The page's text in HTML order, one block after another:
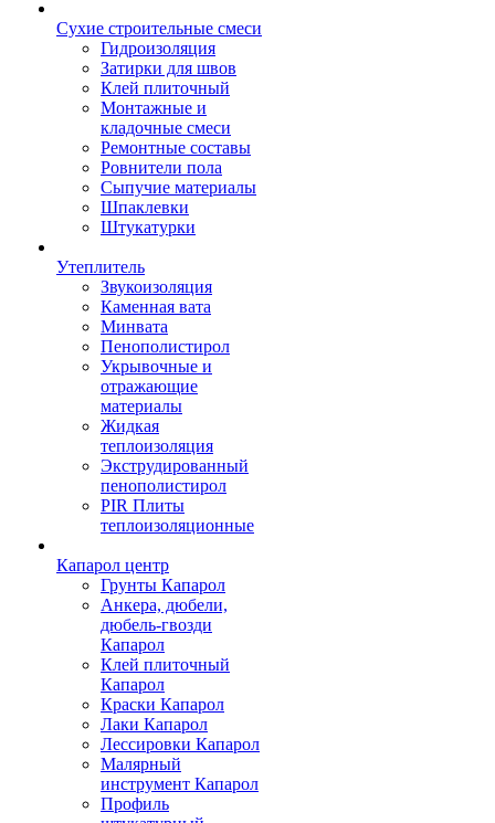
Сухие строительные смеси
Гидроизоляция
Затирки для швов
Клей плиточный
Монтажные и
кладочные смеси
Ремонтные составы
Ровнители пола
Сыпучие материалы
Шпаклевки
Штукатурки
Утеплитель
Звукоизоляция
Каменная вата
Минвата
Пенополистирол
Укрывочные и
отражающие
материалы
Жидкая
теплоизоляция
Экструдированный
пенополистирол
PIR Плиты
теплоизоляционные
Капарол центр
Грунты Капарол
Анкера, дюбели,
дюбель-гвозди
Капарол
Клей плиточный
Капарол
Краски Капарол
Лаки Капарол
Лессировки Капарол
Малярный
инструмент Капарол
Профиль